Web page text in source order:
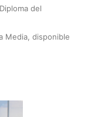
del
Media, disponible